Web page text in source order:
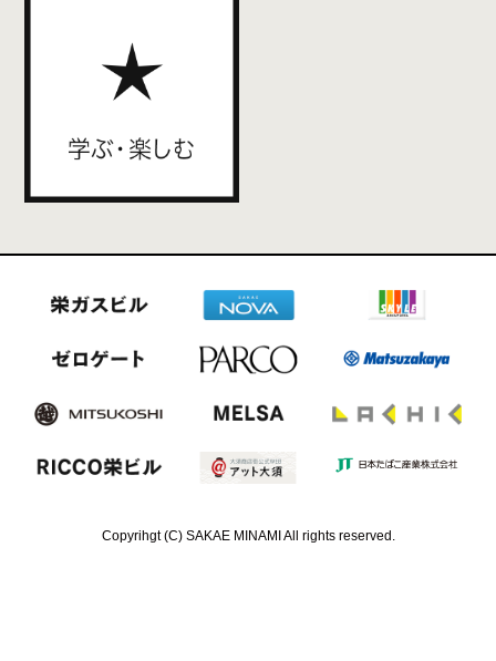
Copyrihgt (C) SAKAE MINAMI All rights reserved.